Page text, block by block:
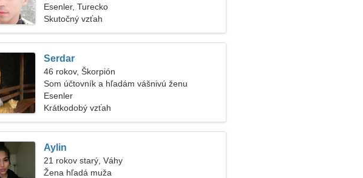
Esenler, Turecko
Skutočný vzťah
Serdar
46 rokov, Škorpión
Som účtovník a hľadám vášnivú ženu
Esenler
Krátkodobý vzťah
Aylin
21 rokov starý, Váhy
Žena hľadá muža